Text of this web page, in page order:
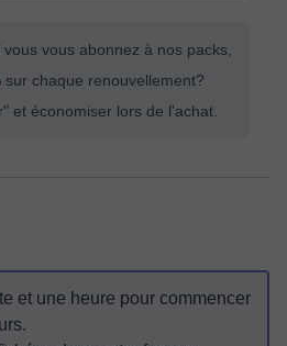
vous abonnez à nos packs,
sur chaque renouvellement?
et économiser lors de l'achat.
et une heure pour commencer